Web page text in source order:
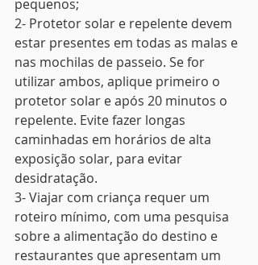
pequenos;
2- Protetor solar e repelente devem
estar presentes em todas as malas e
nas mochilas de passeio. Se for
utilizar ambos, aplique primeiro o
protetor solar e após 20 minutos o
repelente. Evite fazer longas
caminhadas em horários de alta
exposição solar, para evitar
desidratação.
3- Viajar com criança requer um
roteiro mínimo, com uma pesquisa
sobre a alimentação do destino e
restaurantes que apresentam um